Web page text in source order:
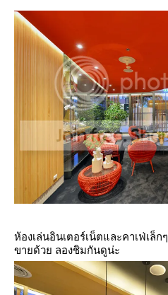
ห้องเล่นอินเตอร์เน็ตและคาเฟ่เล็
ขายด้วย ลองชิมกันดูน่ะ